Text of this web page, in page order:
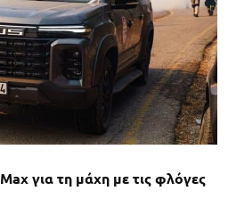
για τη μάχη με τις φλόγες